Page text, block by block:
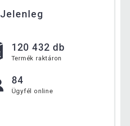
Jelenleg
120 432 db
Termék raktáron
84
Ügyfél online